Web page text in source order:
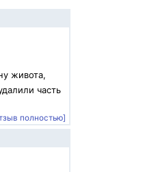
живота,
часть
полностью]